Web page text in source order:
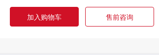
加入购物车 售前咨询